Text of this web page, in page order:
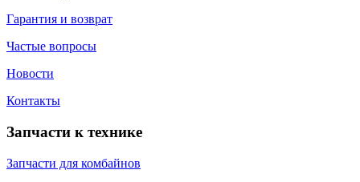
Гарантия и возврат
Частые вопросы
Новости
Контакты
Запчасти к технике
Запчасти для комбайнов